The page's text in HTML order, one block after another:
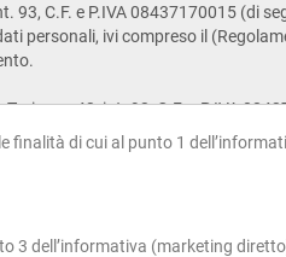
finalità di cui al punto 1
3 dell’informativa (marketing